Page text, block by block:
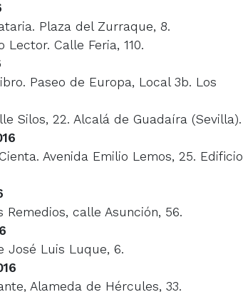
Plaza del Zurraque, 8.
Lector. Calle Feria, 110.
Paseo de Europa, Local 3b. Los
Silos, 22. Alcalá de Guadaíra (Sevilla).
Avenida Emilio Lemos, 25. Edificio
Remedios, calle Asunción, 56.
José Luis Luque, 6.
Alameda de Hércules, 33.